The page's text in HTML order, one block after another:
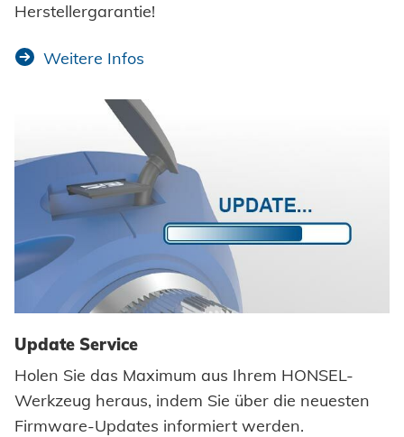
Herstellergarantie!
Weitere Infos
Update Service
Holen Sie das Maximum aus Ihrem HONSEL-
Werkzeug heraus, indem Sie über die neuesten
Firmware-Updates informiert werden.